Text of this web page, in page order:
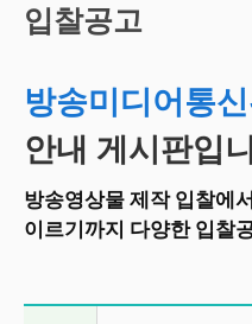
시
작
입찰공고
방송미디어통
안내 게시판입
방송영상물 제작 입찰에
이르기까지 다양한 입찰